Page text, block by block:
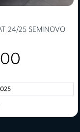
24/25 SEMINOVO